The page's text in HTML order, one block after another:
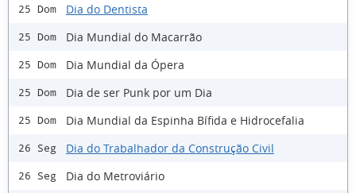
25 Dom Dia do Dentista
25 Dom Dia Mundial do Macarrão
25 Dom Dia Mundial da Ópera
25 Dom Dia de ser Punk por um Dia
25 Dom Dia Mundial da Espinha Bífida e Hidrocefalia
26 Seg Dia do Trabalhador da Construção Civil
26 Seg Dia do Metroviário